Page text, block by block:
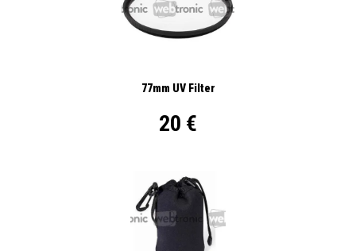
77mm UV Filter
20 €